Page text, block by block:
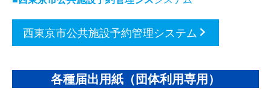
西東京市公共施設予約管理システム
各種届出用紙（団体利用専用）